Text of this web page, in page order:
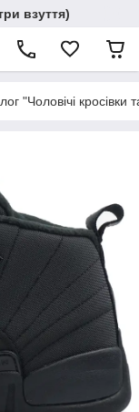
взуття)
"Чоловічі кросівки